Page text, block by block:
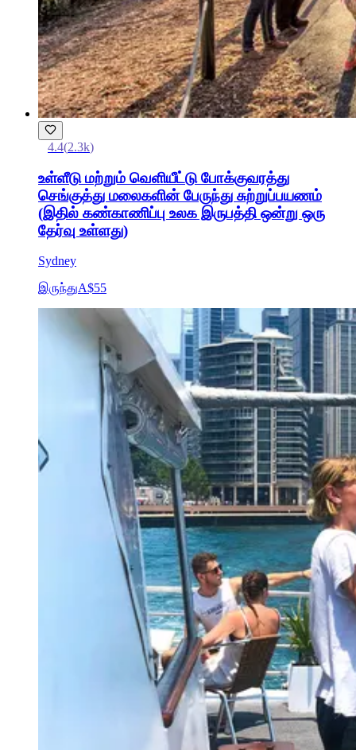
4.4(2.3k)
உள்ளீடு மற்றும் வெளியீட்டு போக்குவரத்து
செங்குத்து மலைகளின் பேருந்து சுற்றுப்பயணம்
(இதில் கண்காணிப்பு உலக இருபத்தி ஒன்று ஒரு
தேர்வு உள்ளது)
Sydney
இருந்துA$55